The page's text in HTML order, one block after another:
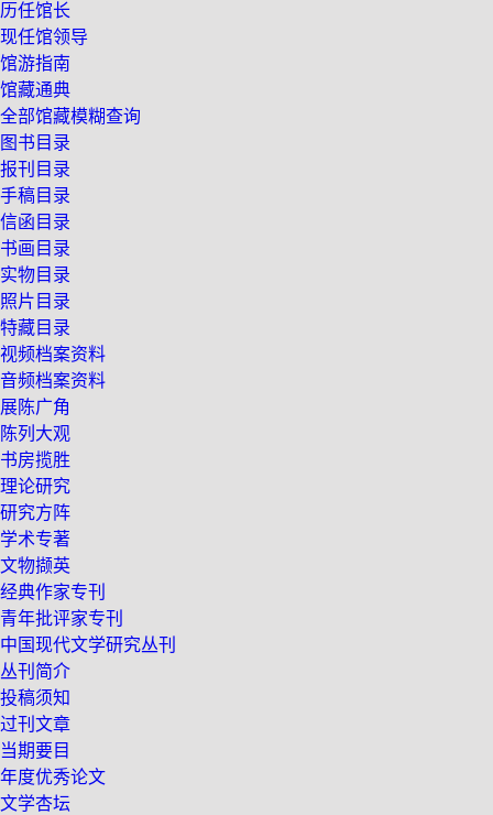
历任馆长
现任馆领导
馆游指南
馆藏通典
全部馆藏模糊查询
图书目录
报刊目录
手稿目录
信函目录
书画目录
实物目录
照片目录
特藏目录
视频档案资料
音频档案资料
展陈广角
陈列大观
书房揽胜
理论研究
研究方阵
学术专著
文物撷英
经典作家专刊
青年批评家专刊
中国现代文学研究丛刊
丛刊简介
投稿须知
过刊文章
当期要目
年度优秀论文
文学杏坛